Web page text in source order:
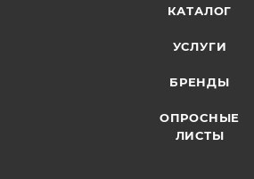
КАТАЛОГ
УСЛУГИ
БРЕНДЫ
ОПРОСНЫЕ
ЛИСТЫ